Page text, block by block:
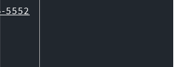
5552